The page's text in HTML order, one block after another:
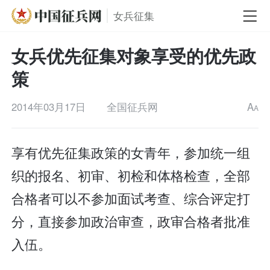
女兵征集
女兵优先征集对象享受的优先政
策
2014年03月17日 全国征兵网 AA
享有优先征集政策的女青年，参加统一组
织的报名、初审、初检和体格检查，全部
合格者可以不参加面试考查、综合评定打
分，直接参加政治审查，政审合格者批准
入伍。